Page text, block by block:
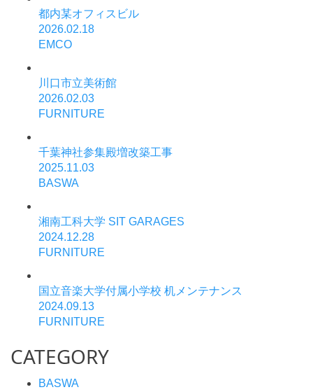
都内某オフィスビル
2026.02.18
EMCO
川口市立美術館
2026.02.03
FURNITURE
千葉神社参集殿増改築工事
2025.11.03
BASWA
湘南工科大学 SIT GARAGES
2024.12.28
FURNITURE
国立音楽大学付属小学校 机メンテナンス
2024.09.13
FURNITURE
CATEGORY
BASWA